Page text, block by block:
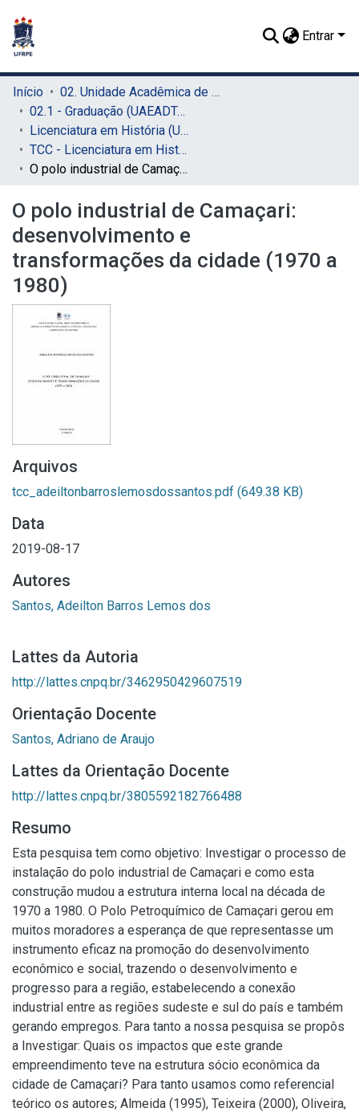
Entrar
Início
02. Unidade Acadêmica de Educação a Distância e Tecnologia (UAEADTec)
02.1 - Graduação (UAEADTec)
Licenciatura em História (UAEADTec)
TCC - Licenciatura em História (UAEADTec)
O polo industrial de Camaçari: desenvolvimento e transformações da cidade (1970 a 1980)
O polo industrial de Camaçari:
desenvolvimento e
transformações da cidade (1970 a
1980)
Arquivos
tcc_adeiltonbarroslemosdossantos.pdf (649.38 KB)
Data
2019-08-17
Autores
Santos, Adeilton Barros Lemos dos
Lattes da Autoria
http://lattes.cnpq.br/3462950429607519
Orientação Docente
Santos, Adriano de Araujo
Lattes da Orientação Docente
http://lattes.cnpq.br/3805592182766488
Resumo
Esta pesquisa tem como objetivo: Investigar o processo de
instalação do polo industrial de Camaçari e como esta
construção mudou a estrutura interna local na década de
1970 a 1980. O Polo Petroquímico de Camaçari gerou em
muitos moradores a esperança de que representasse um
instrumento eficaz na promoção do desenvolvimento
econômico e social, trazendo o desenvolvimento e
progresso para a região, estabelecendo a conexão
industrial entre as regiões sudeste e sul do país e também
gerando empregos. Para tanto a nossa pesquisa se propôs
a Investigar: Quais os impactos que este grande
empreendimento teve na estrutura sócio econômica da
cidade de Camaçari? Para tanto usamos como referencial
teórico os autores; Almeida (1995), Teixeira (2000), Oliveira,